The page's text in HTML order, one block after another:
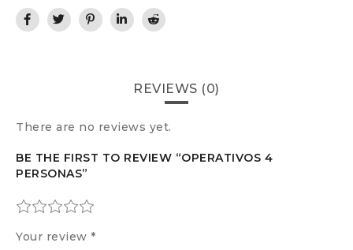
REVIEWS (0)
There are no reviews yet.
BE THE FIRST TO REVIEW “OPERATIVOS 4
PERSONAS”
Your review *